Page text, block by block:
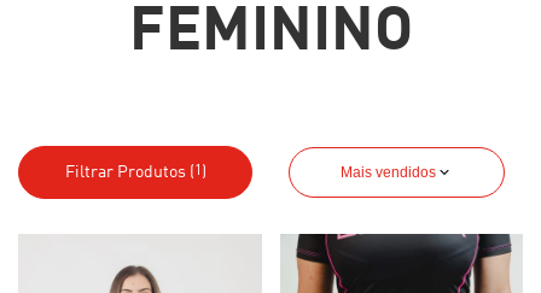
FEMININO
Filtrar Produtos (1 ) Mais vendidos